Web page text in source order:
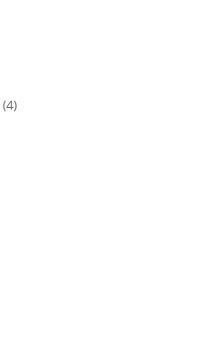
(4)